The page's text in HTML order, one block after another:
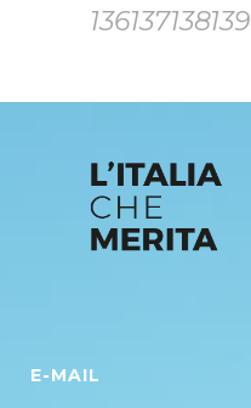
136137138139
E-MAIL